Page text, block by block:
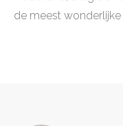
de meest wonderlijke